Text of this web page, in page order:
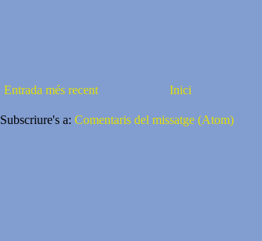
Entrada més recent Inici
Subscriure's a: Comentaris del missatge (Atom)